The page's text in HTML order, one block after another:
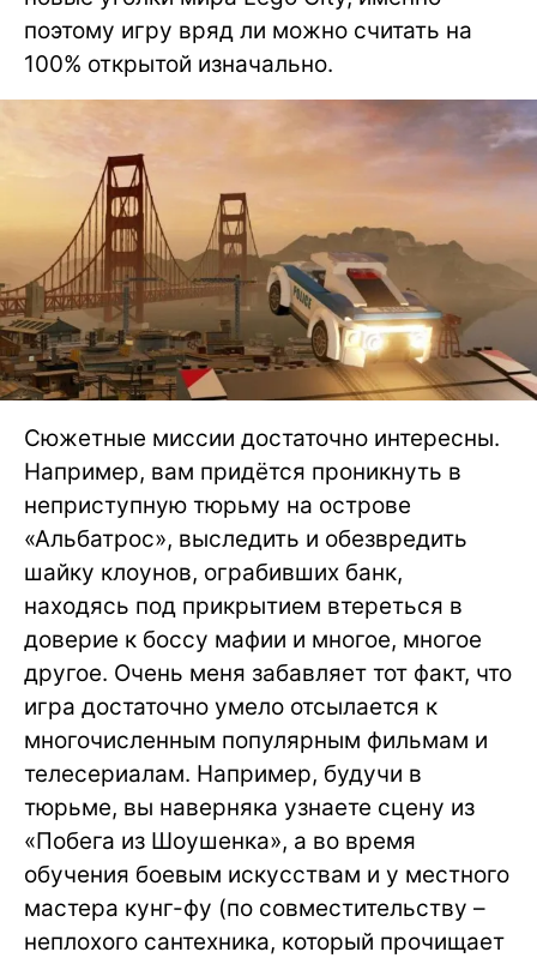
поэтому игру вряд ли можно считать на
100% открытой изначально.
Сюжетные миссии достаточно интересны.
Например, вам придётся проникнуть в
неприступную тюрьму на острове
«Альбатрос», выследить и обезвредить
шайку клоунов, ограбивших банк,
находясь под прикрытием втереться в
доверие к боссу мафии и многое, многое
другое. Очень меня забавляет тот факт, что
игра достаточно умело отсылается к
многочисленным популярным фильмам и
телесериалам. Например, будучи в
тюрьме, вы наверняка узнаете сцену из
«Побега из Шоушенка», а во время
обучения боевым искусствам и у местного
мастера кунг-фу (по совместительству –
неплохого сантехника, который прочищает